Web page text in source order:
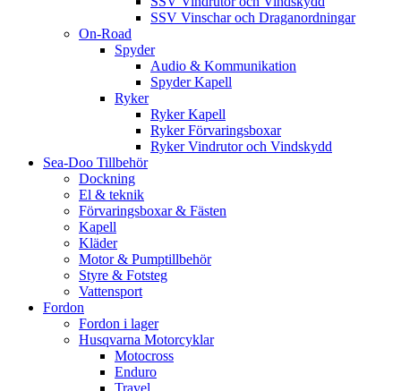
SSV Vinschar och Draganordningar
On-Road
Spyder
Audio & Kommunikation
Spyder Kapell
Ryker
Ryker Kapell
Ryker Förvaringsboxar
Ryker Vindrutor och Vindskydd
Sea-Doo Tillbehör
Dockning
El & teknik
Förvaringsboxar & Fästen
Kapell
Kläder
Motor & Pumptillbehör
Styre & Fotsteg
Vattensport
Fordon
Fordon i lager
Husqvarna Motorcyklar
Motocross
Enduro
Travel